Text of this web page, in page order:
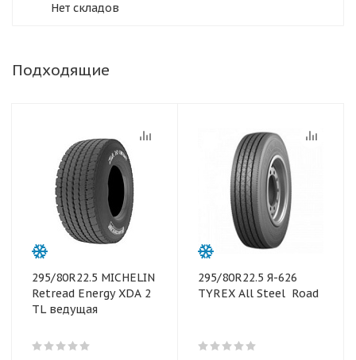
Нет складов
Подходящие
295/80R22.5 MICHELIN
Retread Energy XDA 2
TL ведущая
295/80R22.5 Я-626
TYREX All Steel Road